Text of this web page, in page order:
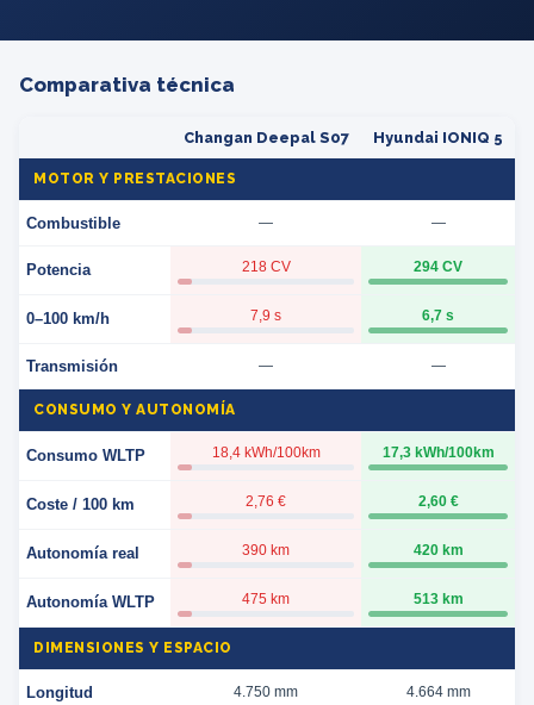
Comparativa técnica
Changan Deepal S07 Hyundai IONIQ 5
MOTOR Y PRESTACIONES
Combustible — —
Potencia 218 CV 294 CV
0–100 km/h 7,9 s 6,7 s
Transmisión — —
CONSUMO Y AUTONOMÍA
Consumo WLTP 18,4 kWh/100km 17,3 kWh/100km
Coste / 100 km 2,76 € 2,60 €
Autonomía real 390 km 420 km
Autonomía WLTP 475 km 513 km
DIMENSIONES Y ESPACIO
Longitud 4.750 mm 4.664 mm